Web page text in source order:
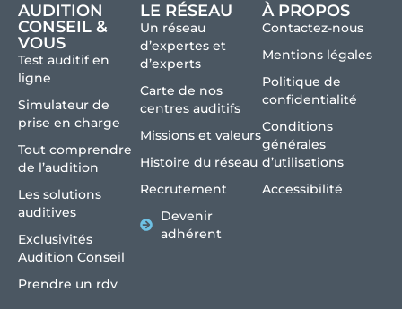
AUDITION
CONSEIL &
VOUS
Test auditif en
ligne
Simulateur de
prise en charge
Tout comprendre
de l’audition
Les solutions
auditives
Exclusivités
Audition Conseil
Prendre un rdv
LE RÉSEAU
Un réseau
d’expertes et
d’experts
Carte de nos
centres auditifs
Missions et valeurs
Histoire du réseau
Recrutement
Devenir
adhérent
À PROPOS
Contactez-nous
Mentions légales
Politique de
confidentialité
Conditions
générales
d’utilisations
Accessibilité